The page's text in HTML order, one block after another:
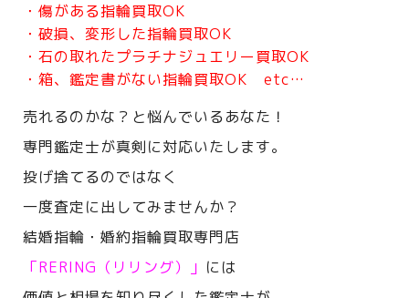
・傷がある指輪買取OK
・破損、変形した指輪買取OK
・石の取れたプラチナジュエリー買取OK
・箱、鑑定書がない指輪買取OK etc…
売れるのかな？と悩んでいるあなた！
専門鑑定士が真剣に対応いたします。
投げ捨てるのではなく
一度査定に出してみませんか？
結婚指輪・婚約指輪買取専門店
「RERING（リリング）」 には